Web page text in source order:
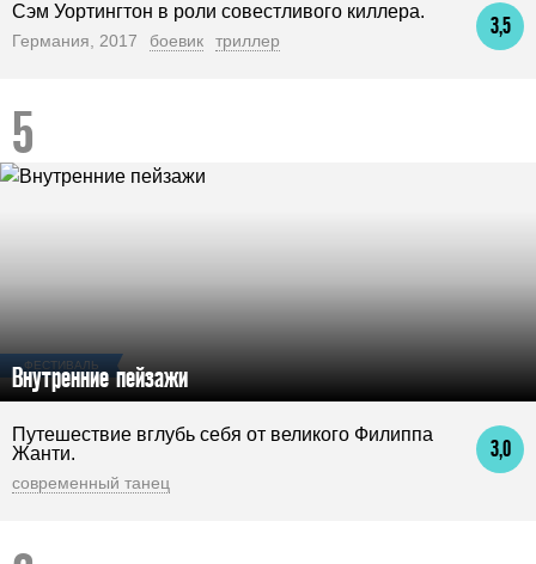
3,5
Сэм Уортингтон в роли совестливого киллера.
Германия, 2017 боевик триллер
ФЕСТИВАЛЬ
Внутренние пейзажи
3,0
Путешествие вглубь себя от великого Филиппа
Жанти.
современный танец